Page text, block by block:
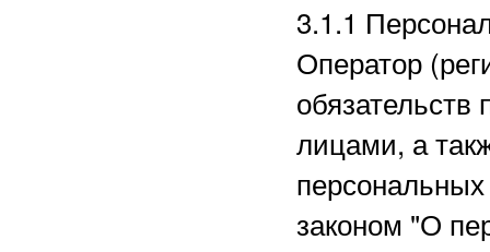
3.1.1
Оператор
лицами, а
законом "О